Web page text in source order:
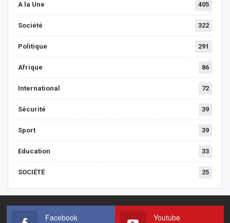
A la Une 405
Société 322
Politique 291
Afrique 86
International 72
Sécurité 39
Sport 39
Education 33
SOCIÉTÉ 25
Facebook Youtube